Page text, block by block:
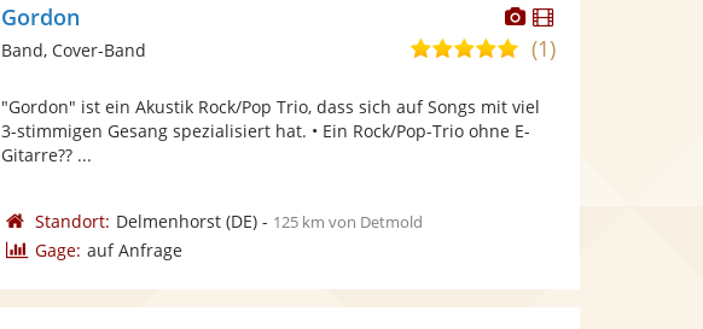
Dieser
Künstler
stellt
Fotos
bereit.
Dieser
Künstler
Gordon
5,0
5
Sternen
(1)
Band, Cover-Band
"Gordon" ist ein Akustik Rock/Pop Trio, dass sich auf Songs mit viel
3-stimmigen Gesang spezialisiert hat. • Ein Rock/Pop-Trio ohne E-
Gitarre?? ...
Standort: Delmenhorst(DE)- 125 km von Detmold
Gage: auf Anfrage